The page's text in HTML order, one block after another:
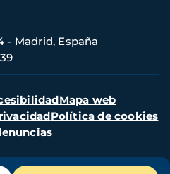
- Madrid, España
Mapa web
Política de cookies